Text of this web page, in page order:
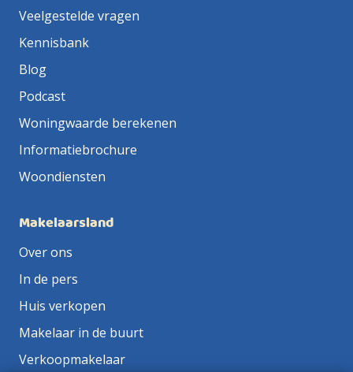
Veelgestelde vragen
Kennisbank
Blog
Podcast
Woningwaarde berekenen
Informatiebrochure
Woondiensten
Makelaarsland
Over ons
In de pers
Huis verkopen
Makelaar in de buurt
Verkoopmakelaar